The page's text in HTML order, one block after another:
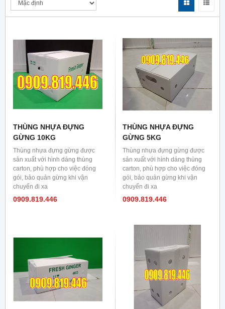
THÙNG NHỰA ĐỰNG
GỪNG 10KG
Thùng nhựa đựng gừng được
sản xuất với hình dáng thùng
carton, phù hợp cho việc đóng
gói, bảo quản gừng khi vận
chuyển đi xa
0909.819.446
THÙNG NHỰA ĐỰNG
GỪNG 5KG
Thùng nhựa đựng gừng được
sản xuất với hình dáng thùng
carton, phù hợp cho việc đóng
gói, bảo quản gừng khi vận
chuyển đi xa
0909.819.446